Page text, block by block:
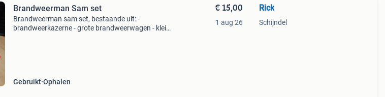
Brandweerman Sam set
Brandweerman sam set, bestaande uit: -
brandweerkazerne - grote brandweerwagen - kleine
Gebruikt Ophalen
€ 15,00
1 aug 26
Rick
Schijndel